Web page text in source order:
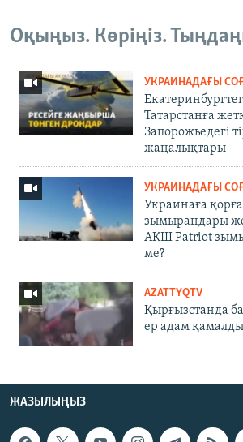
Оқыңыз. Көріңіз.
УКРАИНАДАҒЫ
Татарстанға
Запорожьедегі
жаңалықтары
УКРАИНАДАҒЫ
Украинаға
зымырандары
АҚШ Patriot
ме?
AZATTYQTV
Қырғызстанда
ер адам қамалды
ЖАЗЫЛЫҢЫЗ